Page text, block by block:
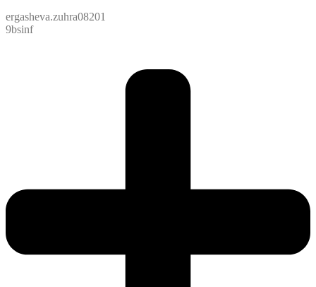
ergasheva.zuhra08201
9bsinf